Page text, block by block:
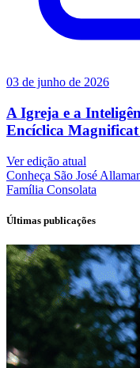
03 de junho de 2026
A Igreja e a
Encíclica
Ver edição atual
Conheça São José
Família Consolata
Últimas publicações